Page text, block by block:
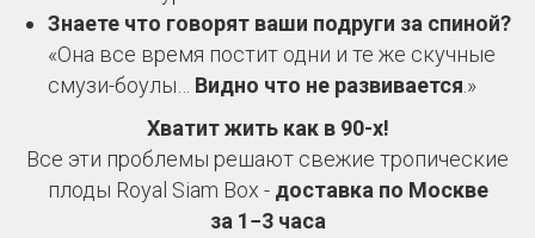
Знаете что говорят ваши подруги за спиной?
«Она все время постит одни и те же скучные
смузи-боулы… Видно что не развивается .»
Хватит жить как в 90-х!
Все эти проблемы решают свежие тропические
плоды Royal Siam Box - доставка по Москве
за 1−3 часа